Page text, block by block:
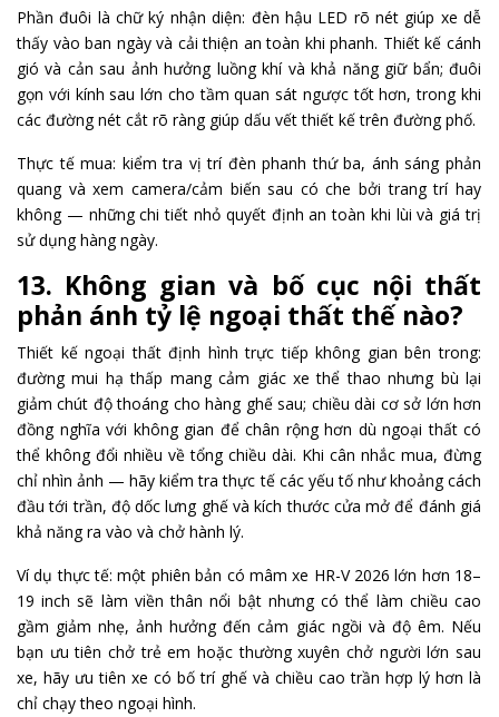
Phần đuôi là chữ ký nhận diện: đèn hậu LED rõ nét giúp xe dễ
thấy vào ban ngày và cải thiện an toàn khi phanh. Thiết kế cánh
gió và cản sau ảnh hưởng luồng khí và khả năng giữ bẩn; đuôi
gọn với kính sau lớn cho tầm quan sát ngược tốt hơn, trong khi
các đường nét cắt rõ ràng giúp dấu vết thiết kế trên đường phố.
Thực tế mua: kiểm tra vị trí đèn phanh thứ ba, ánh sáng phản
quang và xem camera/cảm biến sau có che bởi trang trí hay
không — những chi tiết nhỏ quyết định an toàn khi lùi và giá trị
sử dụng hàng ngày.
13. Không gian và bố cục nội thất
phản ánh tỷ lệ ngoại thất thế nào?
Thiết kế ngoại thất định hình trực tiếp không gian bên trong:
đường mui hạ thấp mang cảm giác xe thể thao nhưng bù lại
giảm chút độ thoáng cho hàng ghế sau; chiều dài cơ sở lớn hơn
đồng nghĩa với không gian để chân rộng hơn dù ngoại thất có
thể không đổi nhiều về tổng chiều dài. Khi cân nhắc mua, đừng
chỉ nhìn ảnh — hãy kiểm tra thực tế các yếu tố như khoảng cách
đầu tới trần, độ dốc lưng ghế và kích thước cửa mở để đánh giá
khả năng ra vào và chở hành lý.
Ví dụ thực tế: một phiên bản có mâm xe HR-V 2026 lớn hơn 18–
19 inch sẽ làm viền thân nổi bật nhưng có thể làm chiều cao
gầm giảm nhẹ, ảnh hưởng đến cảm giác ngồi và độ êm. Nếu
bạn ưu tiên chở trẻ em hoặc thường xuyên chở người lớn sau
xe, hãy ưu tiên xe có bố trí ghế và chiều cao trần hợp lý hơn là
chỉ chạy theo ngoại hình.